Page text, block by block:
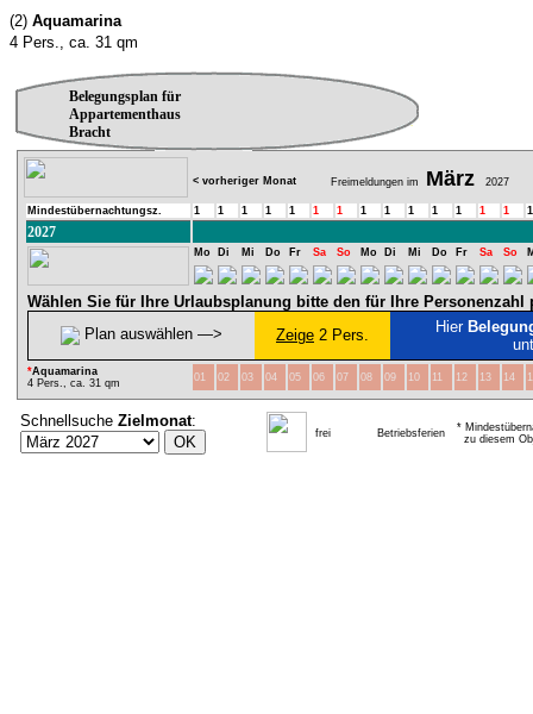
(2) Aquamarina
4 Pers., ca. 31 qm
Belegungsplan für
Appartementhaus
Bracht
< vorheriger Monat Freimeldungen im März 2027
Mindestübernachtungsz. 1 1 1 1 1 1 1 1 1 1 1 1 1 1 1
2027
Mo Di Mi Do Fr Sa So Mo Di Mi Do Fr Sa So
Wählen Sie für Ihre Urlaubsplanung bitte den für Ihre Personenzahl
Plan auswählen ―>
Zeige 2 Pers. Hier
*Aquamarina
4 Pers., ca. 31 qm
01 02 03 04 05 06 07 08 09 10 11 12 13 14
Schnellsuche Zielmonat:
frei Betriebsferien
*
zu diesem